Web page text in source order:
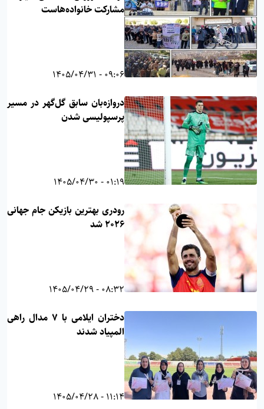
مشارکت خانواده‌هاست
09:06 - 1405/04/31
دروازه‌بان سابق گل‌گهر در مسیر
پرسپولیسی شدن
01:19 - 1405/04/30
رودری بهترین بازیکن جام جهانی
۲۰۲۶ شد
08:32 - 1405/04/29
دختران ایلامی با 7 مدال راهی
المپیاد شدند
11:14 - 1405/04/28